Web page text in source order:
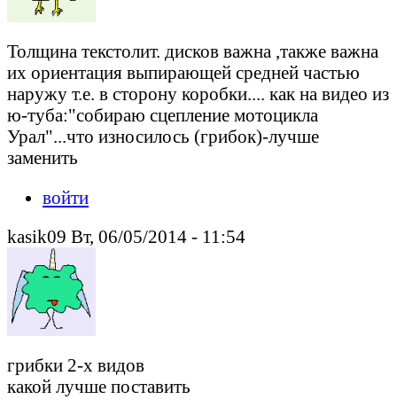
Толщина текстолит. дисков важна ,также важна
их ориентация выпирающей средней частью
наружу т.е. в сторону коробки.... как на видео из
ю-туба:"собираю сцепление мотоцикла
Урал"...что износилось (грибок)-лучше
заменить
войти
kasik09 Вт, 06/05/2014 - 11:54
грибки 2-х видов
какой лучше поставить